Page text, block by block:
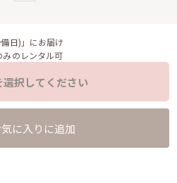
日)」にお届け
のレンタル可
選択してください
気に入りに追加